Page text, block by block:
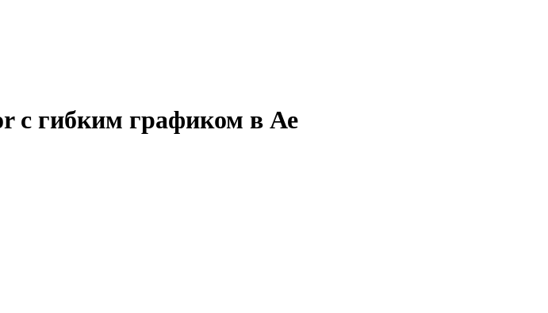
с гибким графиком в Ае